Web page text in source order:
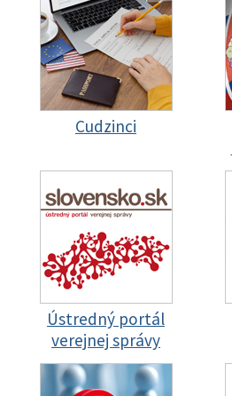
Cudzinci
Ústredný portál
verejnej správy